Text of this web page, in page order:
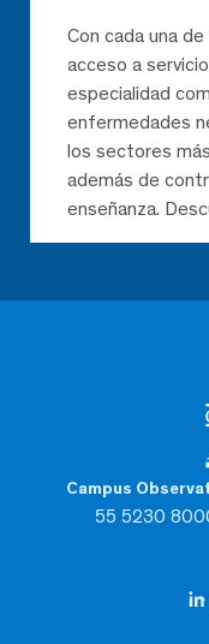
Campus
55 5230
Con cada una
acceso a
especialidad
enfermedades
los sectores
además de
enseñanza.